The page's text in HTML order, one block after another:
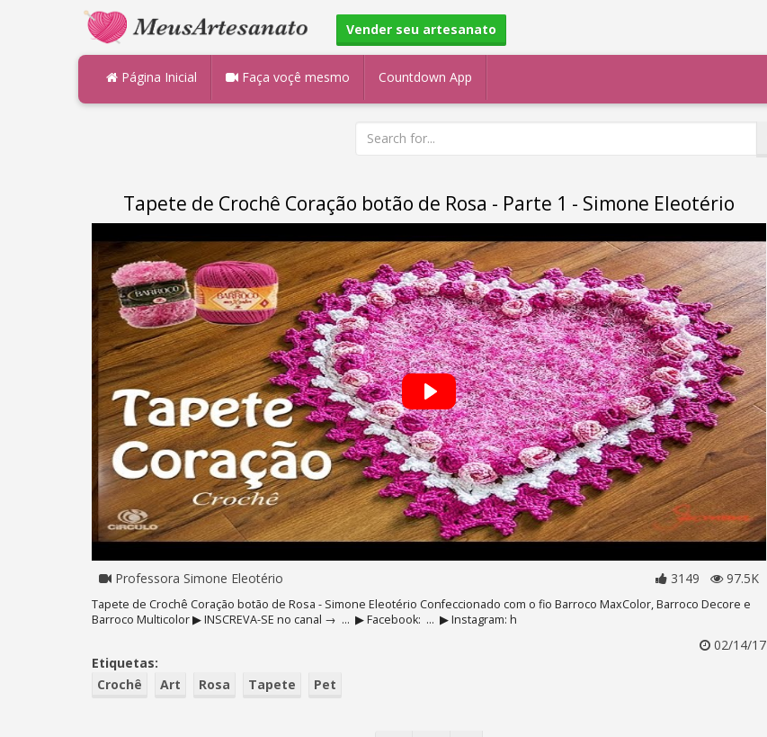
Vender seu artesanato
Página Inicial Faça voçê mesmo Countdown App
Tapete de Crochê Coração botão de Rosa - Parte 1 - Simone Eleotério
Professora Simone Eleotério 3149 97.5K
Tapete de Crochê Coração botão de Rosa - Simone Eleotério Confeccionado com o fio Barroco MaxColor, Barroco Decore e
Barroco Multicolor ▶ INSCREVA-SE no canal → ... ▶ Facebook: ... ▶ Instagram: h
02/14/17
Etiquetas:
Crochê
Art Rosa Tapete Pet